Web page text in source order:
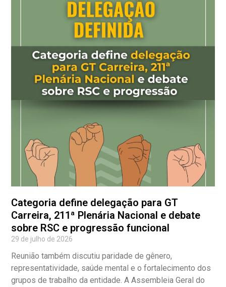
Categoria define delegação para GT
Carreira, 211ª Plenária Nacional e debate
sobre RSC e progressão funcional
29 de julho de 2026
Reunião também discutiu paridade de gênero,
representatividade, saúde mental e o fortalecimento dos
grupos de trabalho da entidade. A Assembleia Geral do